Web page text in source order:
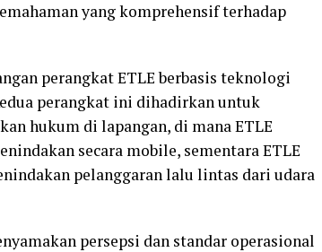
yang komprehensif terhadap
perangkat ETLE berbasis teknologi
perangkat ini dihadirkan untuk
hukum di lapangan, di mana ETLE
secara mobile, sementara ETLE
pelanggaran lalu lintas dari udara
persepsi dan standar operasional